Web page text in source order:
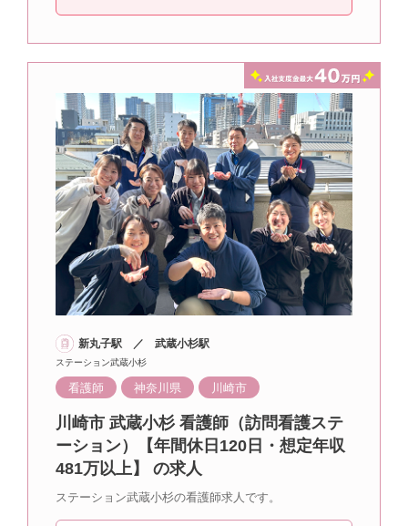
新丸子駅 ／ 武蔵小杉駅
ステーション武蔵小杉
看護師 神奈川県 川崎市
川崎市 武蔵小杉 看護師（訪問看護ステ
ーション）【年間休日120日・想定年収
481万以上】 の求人
ステーション武蔵小杉の看護師求人です。